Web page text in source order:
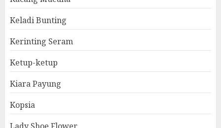
Keladi Bunting
Kerinting Seram
Ketup-ketup
Kiara Payung
Kopsia